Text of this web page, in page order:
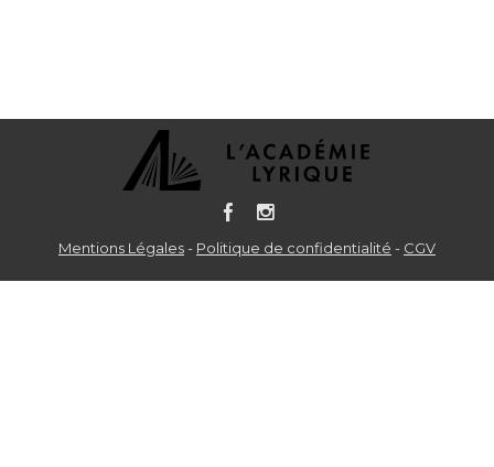
Mentions Légales- Politique de confidentialité - CGV